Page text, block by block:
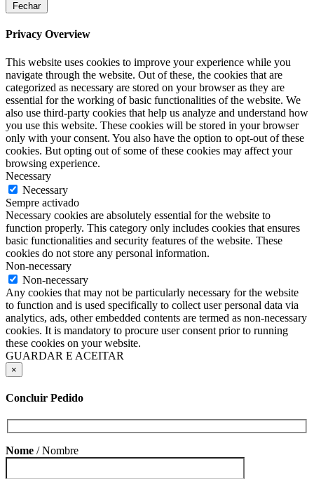
Fechar
Privacy Overview
This website uses cookies to improve your experience while you
navigate through the website. Out of these, the cookies that are
categorized as necessary are stored on your browser as they are
essential for the working of basic functionalities of the website. We
also use third-party cookies that help us analyze and understand how
you use this website. These cookies will be stored in your browser
only with your consent. You also have the option to opt-out of these
cookies. But opting out of some of these cookies may affect your
browsing experience.
Necessary
Necessary
Sempre activado
Necessary cookies are absolutely essential for the website to
function properly. This category only includes cookies that ensures
basic functionalities and security features of the website. These
cookies do not store any personal information.
Non-necessary
Non-necessary
Any cookies that may not be particularly necessary for the website
to function and is used specifically to collect user personal data via
analytics, ads, other embedded contents are termed as non-necessary
cookies. It is mandatory to procure user consent prior to running
these cookies on your website.
GUARDAR E ACEITAR
×
Concluir Pedido
Nome / Nombre